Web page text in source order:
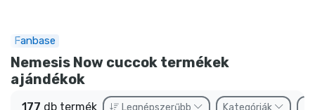
Fanbase
Nemesis Now cuccok termékek
ajándékok
177 db termék Legnépszerűbb Kategóriák
Outlet cuccok